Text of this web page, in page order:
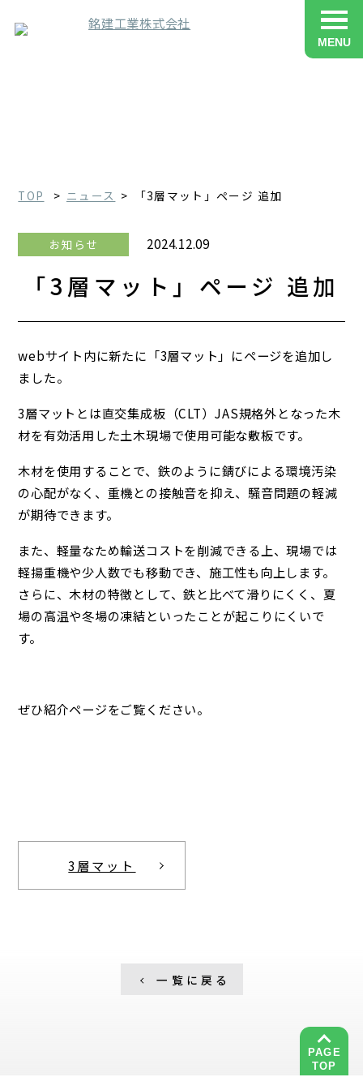
MENU
TOP ニュース 「3層マット」ページ 追加
お知らせ 2024.12.09
「3層マット」ページ 追加
webサイト内に新たに「3層マット」にページを追加し
ました。
3層マットとは直交集成板（CLT）JAS規格外となった木
材を有効活用した土木現場で使用可能な敷板です。
木材を使用することで、鉄のように錆びによる環境汚染
の心配がなく、重機との接触音を抑え、騒音問題の軽減
が期待できます。
また、軽量なため輸送コストを削減できる上、現場では
軽揚重機や少人数でも移動でき、施工性も向上します。
さらに、木材の特徴として、鉄と比べて滑りにくく、夏
場の高温や冬場の凍結といったことが起こりにくいで
す。
ぜひ紹介ページをご覧ください。
3層マット
一覧に戻る
PAGE
TOP